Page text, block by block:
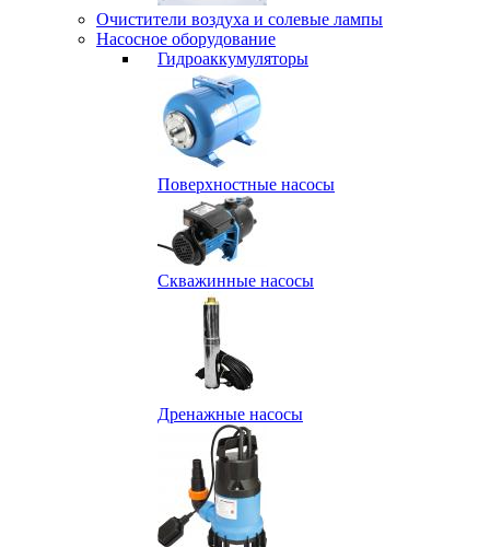
Очистители воздуха и солевые лампы
Насосное оборудование
Гидро­аккумуляторы
Поверхностные насосы
Скважинные насосы
Дренажные насосы